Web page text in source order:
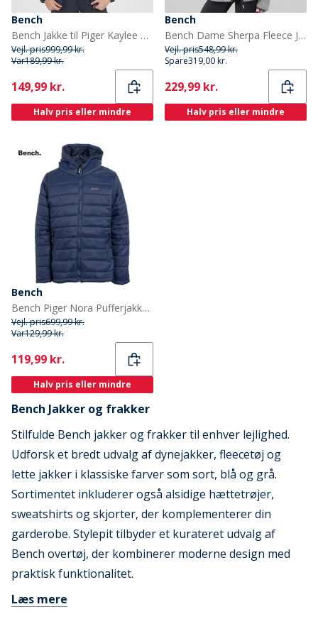
Bench
Bench Jakke til Piger Kaylee Blå/Sort
Vejl. pris999,99 kr.
Var189,99 kr.
Current
149,99 kr.
Halv pris eller mindre
Bench
Bench Dame Sherpa Fleece Jakke Grå
Vejl. pris548,99 kr.
Spare319,00 kr.
Current
229,99 kr.
Halv pris eller mindre
Bench
Bench Piger Nora Pufferjakke Blå
Vejl. pris699,99 kr.
Var129,99 kr.
Current
119,99 kr.
Halv pris eller mindre
Bench Jakker og frakker
Stilfulde Bench jakker og frakker til enhver lejlighed.
Udforsk et bredt udvalg af dynejakker, fleecetøj og
lette jakker i klassiske farver som sort, blå og grå.
Sortimentet inkluderer også alsidige hættetrøjer,
sweatshirts og skjorter, der komplementerer din
garderobe. Stylepit tilbyder et kurateret udvalg af
Bench overtøj, der kombinerer moderne design med
praktisk funktionalitet.
Læs mere